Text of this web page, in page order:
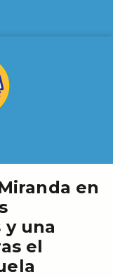
en
y una
el